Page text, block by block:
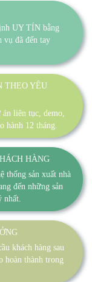
UY TÍN bằng
vụ đã đến tay
THEO YÊU
liên tục, demo,
hành 12 tháng.
HÀNG
thống sản xuất nhà
đến những sản
nhất.
khách hàng sau
hoàn thành trong